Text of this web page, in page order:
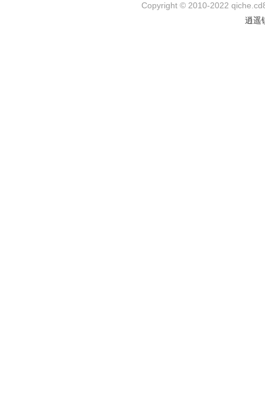
Copyright © 2010-2022
逍遥